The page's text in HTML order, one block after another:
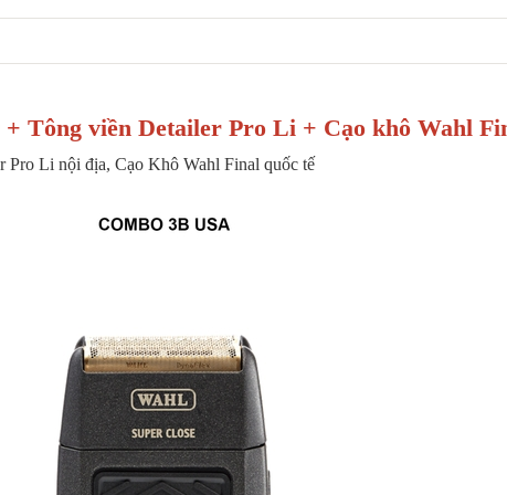
Tông viền Detailer Pro Li + Cạo khô Wahl
Pro Li nội địa, Cạo Khô Wahl Final quốc tế